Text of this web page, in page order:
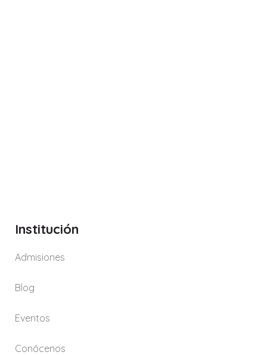
Institución
Admisiones
Blog
Eventos
Conócenos